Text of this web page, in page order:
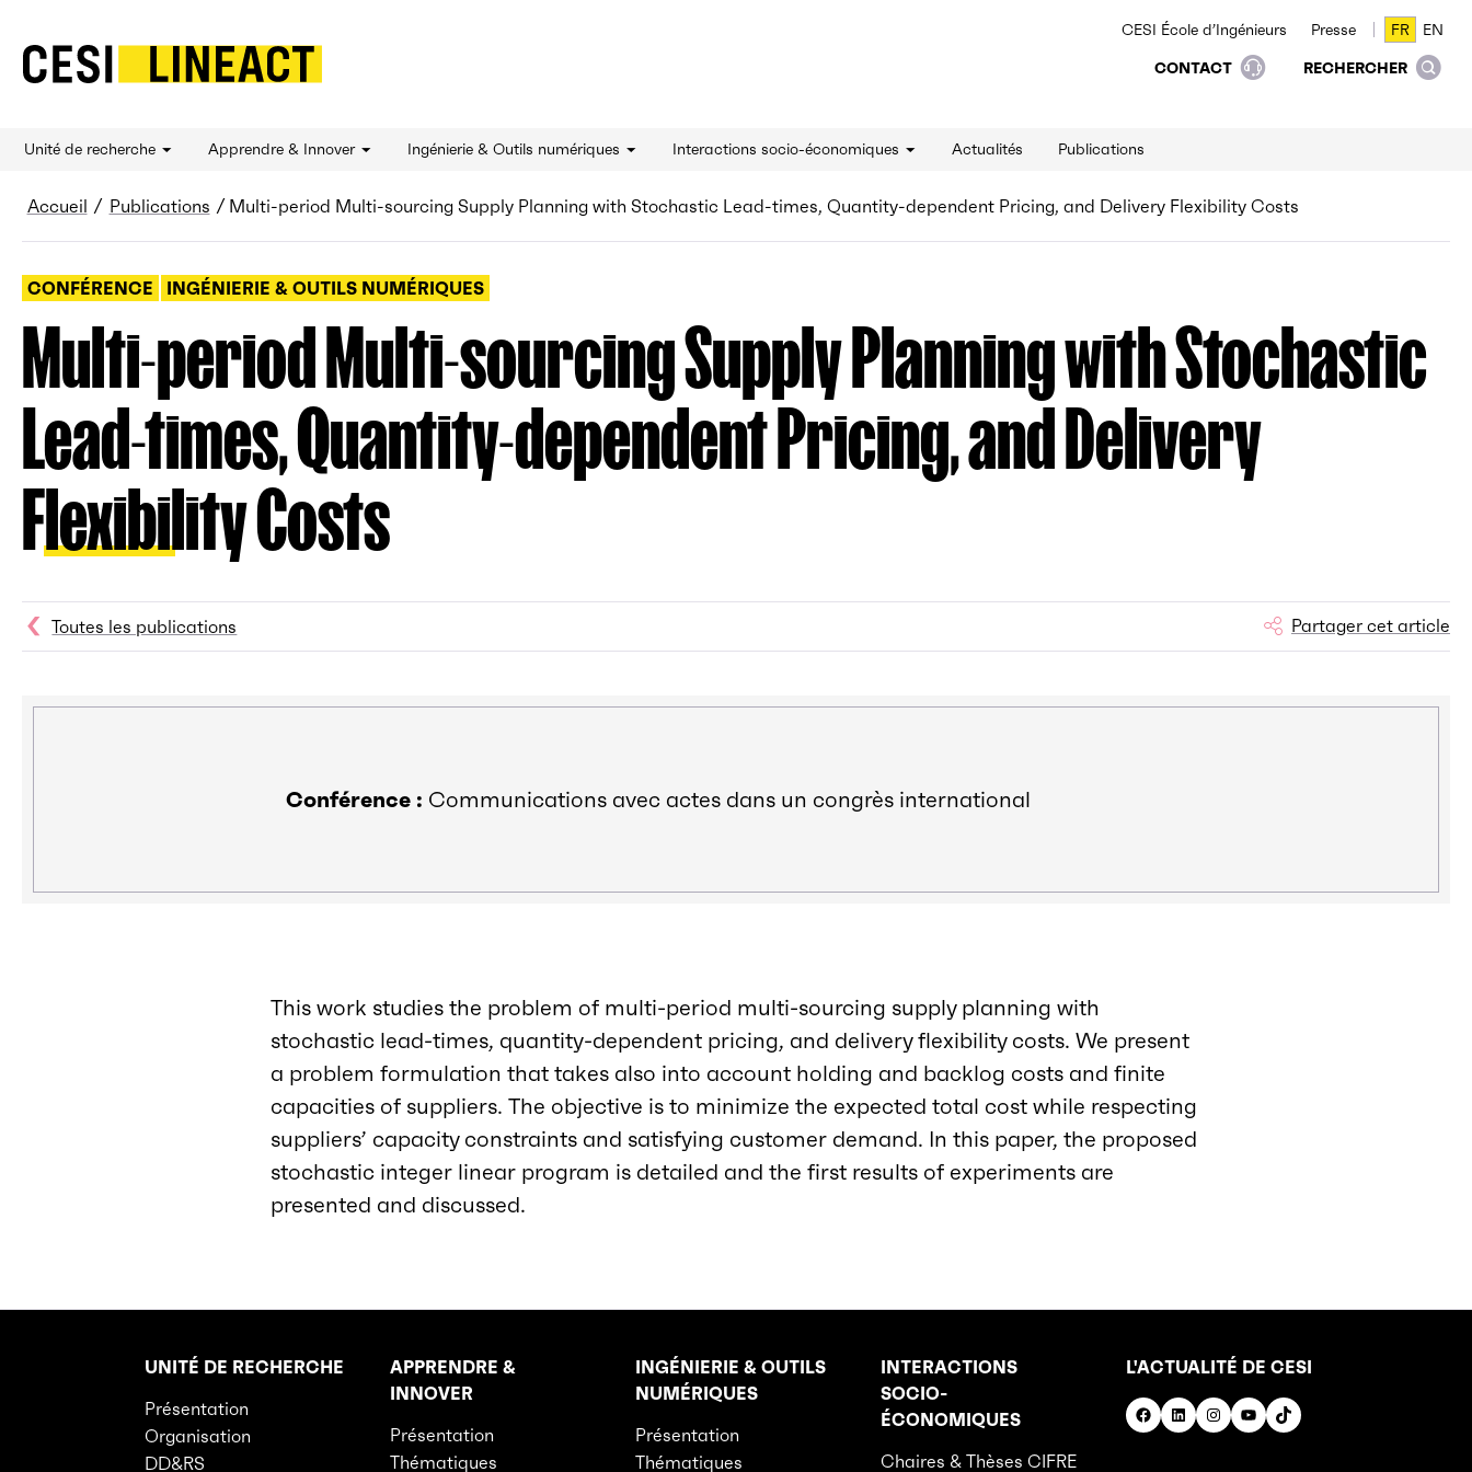
CESI LINEACT - Laboratoire de recherche et d'innovation - Accueil
CESI École d’Ingénieurs Presse FR
FR EN
EN
CONTACT
RECHERCHER
Unité de recherche Apprendre & Innover Ingénierie & Outils numériques Interactions socio-économiques Actualités Publications
Fil d’Ariane
Accueil Publications Multi-period Multi-sourcing Supply Planning with Stochastic Lead-times, Quantity-dependent Pricing, and Delivery Flexibility Costs
CONFÉRENCE INGÉNIERIE & OUTILS NUMÉRIQUES
Multi-period Multi-sourcing Supply Planning with Stochastic
Lead-times, Quantity-dependent Pricing, and Delivery
Flexibility Costs
Toutes les publications Partager cet article
Conférence : Communications avec actes dans un congrès international
This work studies the problem of multi-period multi-sourcing supply planning with
stochastic lead-times, quantity-dependent pricing, and delivery flexibility costs. We present
a problem formulation that takes also into account holding and backlog costs and finite
capacities of suppliers. The objective is to minimize the expected total cost while respecting
suppliers’ capacity constraints and satisfying customer demand. In this paper, the proposed
stochastic integer linear program is detailed and the first results of experiments are
presented and discussed.
Rubriques principales du site
UNITÉ DE RECHERCHE
Présentation
Organisation
DD&RS
APPRENDRE &
INNOVER
Présentation
Thématiques
INGÉNIERIE & OUTILS
NUMÉRIQUES
Présentation
Thématiques
INTERACTIONS
SOCIO-
ÉCONOMIQUES
Chaires & Thèses CIFRE
L'ACTUALITÉ DE CESI
Facebook
LinkedInInstagram
YouTube
TikTok